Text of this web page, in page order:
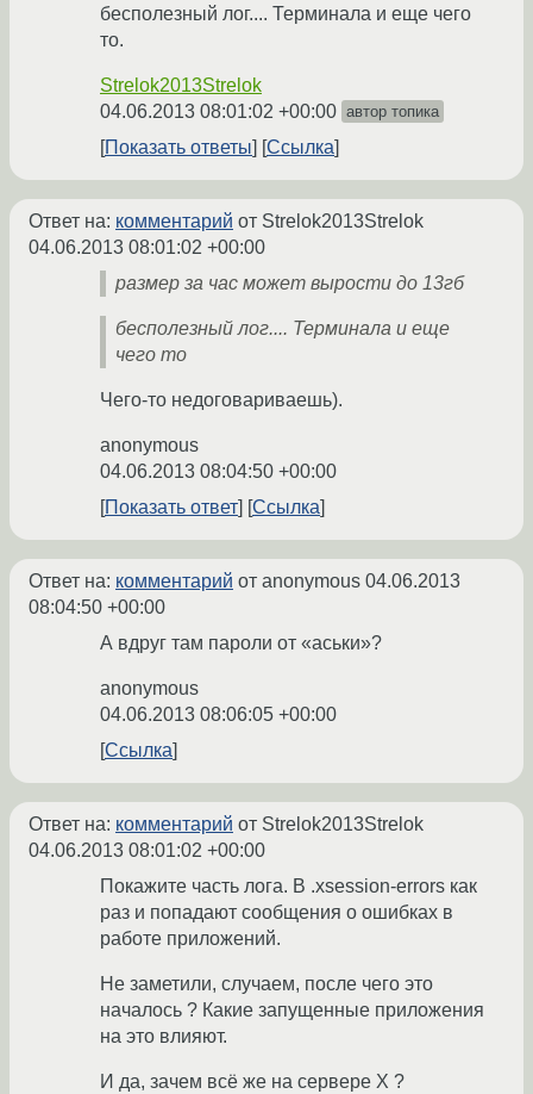
бесполезный лог.... Терминала и еще чего
то.
Strelok2013Strelok
04.06.2013 08:01:02 +00:00 автор топика
Показать ответы Ссылка
Ответ на: комментарий от Strelok2013Strelok
04.06.2013 08:01:02 +00:00
размер за час может вырости до 13гб
бесполезный лог.... Терминала и еще
чего то
Чего-то недоговариваешь).
anonymous
04.06.2013 08:04:50 +00:00
Показать ответ
Ссылка
Ответ на: комментарий от anonymous 04.06.2013
08:04:50 +00:00
А вдруг там пароли от «аськи»?
anonymous
04.06.2013 08:06:05 +00:00
Ссылка
Ответ на: комментарий от Strelok2013Strelok
04.06.2013 08:01:02 +00:00
Покажите часть лога. В .xsession-errors как
раз и попадают сообщения о ошибках в
работе приложений.
Не заметили, случаем, после чего это
началось ? Какие запущенные приложения
на это влияют.
И да, зачем всё же на сервере X ?